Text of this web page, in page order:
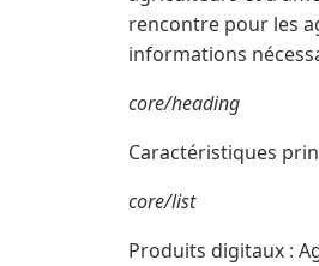
rencontre pour les
informations
core/heading
Caractéristiques
core/list
Produits digitaux :